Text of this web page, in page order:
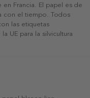
Francia. El papel es de
con el tiempo. Todos
las etiquetas
UE para la silvicultura